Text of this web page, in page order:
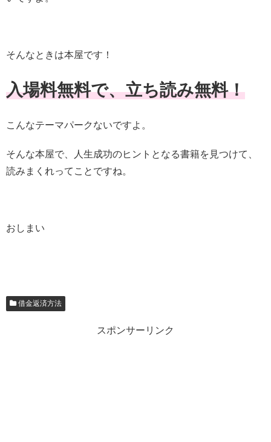
そんなときは本屋です！
入場料無料で、立ち読み無料！
こんなテーマパークないですよ。
そんな本屋で、人生成功のヒントとなる書籍を見つけて、
読みまくれってことですね。
おしまい
借金返済方法
スポンサーリンク